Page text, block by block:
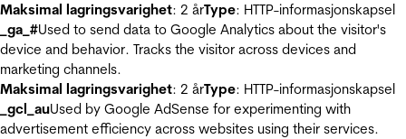
Maksimal lagringsvarighet: 2 årType: HTTP-informasjonskapsel
_ga_#Used to send data to Google Analytics about the visitor's
device and behavior. Tracks the visitor across devices and
marketing channels.
Maksimal lagringsvarighet: 2 årType: HTTP-informasjonskapsel
_gcl_auUsed by Google AdSense for experimenting with
advertisement efficiency across websites using their services.